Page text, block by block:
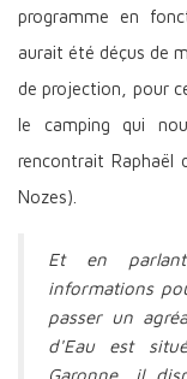
programme en
aurait été déçus de
de projection, pour
le camping qui
rencontrait Raphaël
Nozes).
Et en
informations
passer un
d'Eau est
Garonne, il